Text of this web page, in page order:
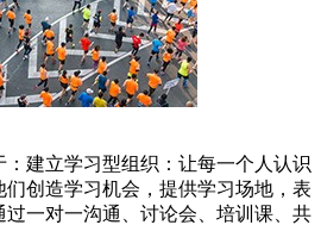
建立学习型组织：让每一个人认识
创造学习机会，提供学习场地，表
一对一沟通、讨论会、培训课、共